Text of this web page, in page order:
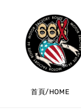
首頁/HOME